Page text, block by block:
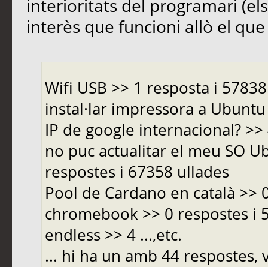
interioritats del programari
interès que funcioni allò el que
Wifi USB >> 1 resposta i
instal·lar impressora a
IP de google internacional?
no puc actualitar el meu SO
respostes i 67358 ullades
Pool de Cardano en català >>
chromebook >> 0 respostes i
endless >> 4 ...,etc.
... hi ha un amb 44 respostes,